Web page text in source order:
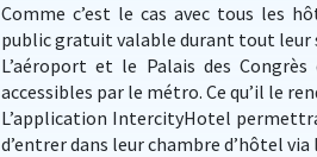
Comme c’est le cas avec tous les
public gratuit valable durant tout leur
L’aéroport et le Palais des
accessibles par le métro. Ce qu’il le
L’application IntercityHotel
d’entrer dans leur chambre d’hôtel